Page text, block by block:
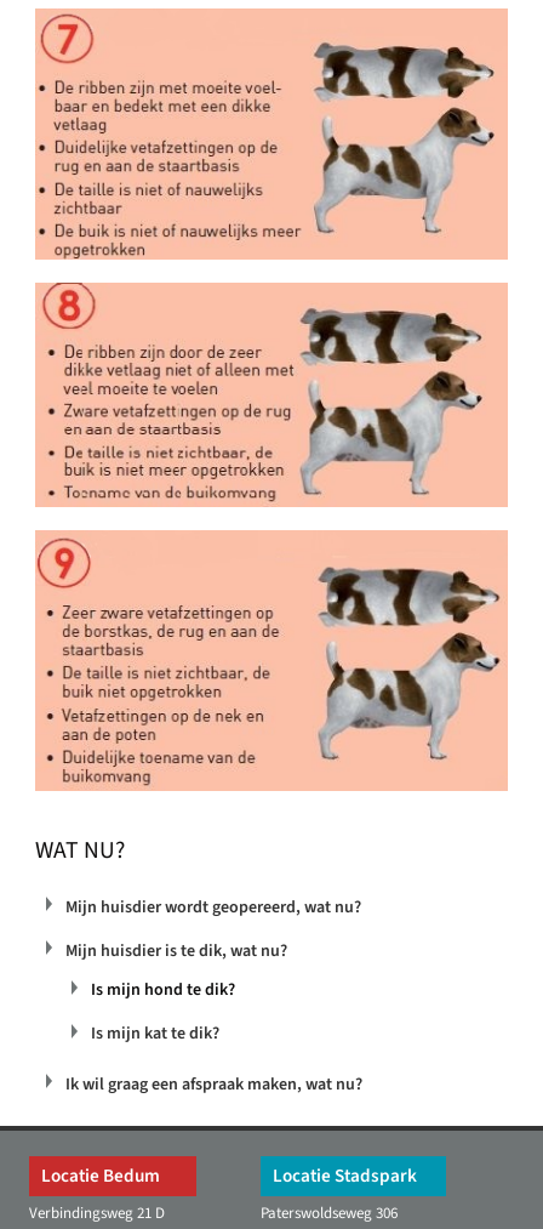
WAT NU?
Mijn huisdier wordt geopereerd, wat nu?
Mijn huisdier is te dik, wat nu?
Is mijn hond te dik?
Is mijn kat te dik?
Ik wil graag een afspraak maken, wat nu?
Locatie Bedum
Verbindingsweg 21 D
Locatie Stadspark
Paterswoldseweg 306